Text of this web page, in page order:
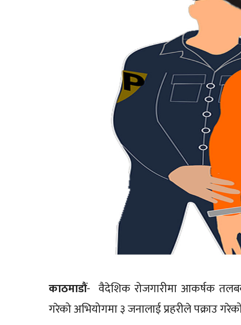
काठमाडौं- वैदेशिक रोजगारीमा आकर्षक
गरेको अभियोगमा ३ जनालाई प्रहरीले पक्राउ